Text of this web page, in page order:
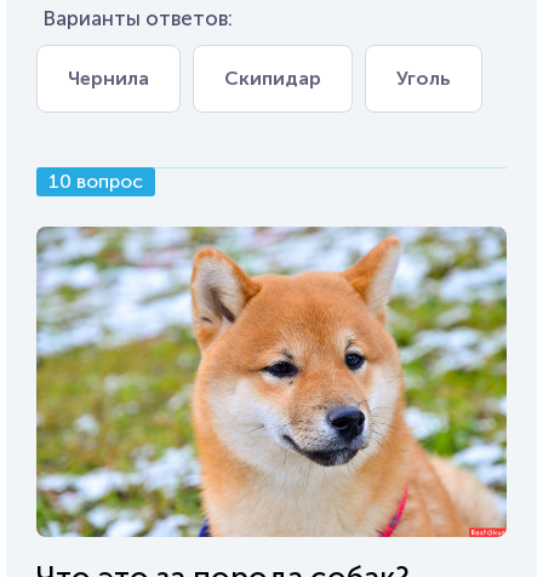
Варианты ответов:
Чернила Скипидар Уголь
10 вопрос